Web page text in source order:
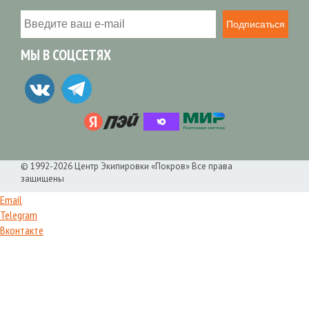
Подписаться
МЫ В СОЦСЕТЯХ
© 1992-2026 Центр Экипировки «Покров» Все права
защищены
Email
Telegram
Вконтакте